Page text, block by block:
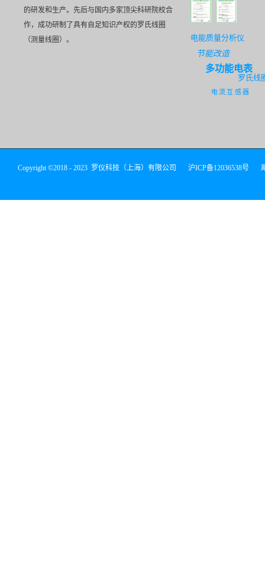
的研发和生产。先后与国内多家顶尖科研院校合
作，成功研制了具有自足知识产权的罗氏线圈
（测量线圈）。
电能质量分析仪
节能改造
多功能电表
罗氏线
电流互感器
Copyright ©2018 - 2023 罗仪科技（上海）有限公司 沪ICP备12036538号